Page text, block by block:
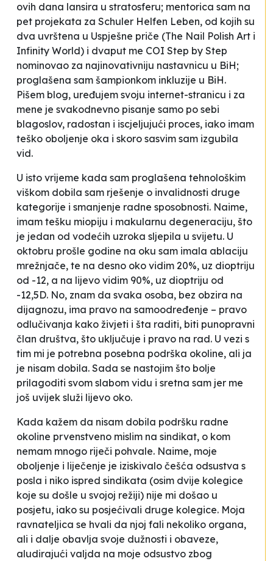
ovih dana lansira u stratosferu; mentorica sam na
pet projekata za Schuler Helfen Leben, od kojih su
dva uvrštena u Uspješne priče (The Nail Polish Art i
Infinity World) i dvaput me COI Step by Step
nominovao za najinovativniju nastavnicu u BiH;
proglašena sam šampionkom inkluzije u BiH.
Pišem blog, uređujem svoju internet-stranicu i za
mene je svakodnevno pisanje samo po sebi
blagoslov, radostan i iscjeljujući proces, iako imam
teško oboljenje oka i skoro sasvim sam izgubila
vid.
U isto vrijeme kada sam proglašena tehnološkim
viškom dobila sam rješenje o invalidnosti druge
kategorije i smanjenje radne sposobnosti. Naime,
imam tešku miopiju i makularnu degeneraciju, što
je jedan od vodećih uzroka sljepila u svijetu. U
oktobru prošle godine na oku sam imala ablaciju
mrežnjače, te na desno oko vidim 20%, uz dioptriju
od -12, a na lijevo vidim 90%, uz dioptriju od
-12,5D. No, znam da svaka osoba, bez obzira na
dijagnozu, ima pravo na samoodređenje – pravo
odlučivanja kako živjeti i šta raditi, biti punopravni
član društva, što uključuje i pravo na rad. U vezi s
tim mi je potrebna posebna podrška okoline, ali ja
je nisam dobila. Sada se nastojim što bolje
prilagoditi svom slabom vidu i sretna sam jer me
još uvijek služi lijevo oko.
Kada kažem da nisam dobila podršku radne
okoline prvenstveno mislim na sindikat, o kom
nemam mnogo riječi pohvale. Naime, moje
oboljenje i liječenje je iziskivalo češća odsustva s
posla i niko ispred sindikata (osim dvije kolegice
koje su došle u svojoj režiji) nije mi došao u
posjetu, iako su posjećivali druge kolegice. Moja
ravnateljica se hvali da njoj fali nekoliko organa,
ali i dalje obavlja svoje dužnosti i obaveze,
aludirajući valjda na moje odsustvo zbog